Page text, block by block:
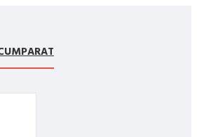
va livreaza comanda în decursul a 24-
comenzii, daca aceasta a fost
ora 12:00, sambata sau duminica ne